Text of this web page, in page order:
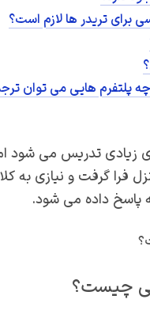
برای تریدر ها لازم است؟
پلتفرم هایی می توان
تدریس می شود
فرا گرفت و نیازی به
پاسخ داده می شود.
چیست؟